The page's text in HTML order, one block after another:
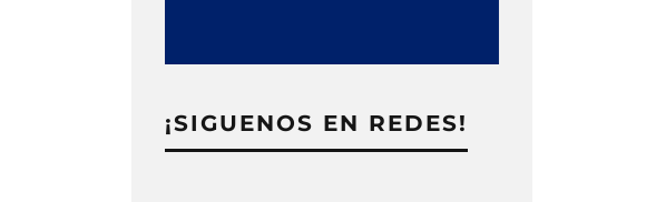
¡SIGUENOS EN REDES!